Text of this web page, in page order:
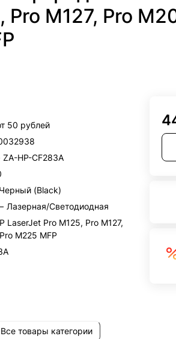
Pro M127, Pro
50 рублей
ZA-HP-CF283A
Черный (Black)
Лазерная/Светодиодная
LaserJet Pro M125, Pro M127,
M225 MFP
Все товары категории